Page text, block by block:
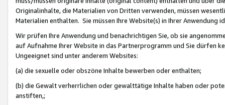
Originalinhalte, die Materialien von Dritten verwenden, müssen
Materialien enthalten. Sie müssen Ihre Website(s) in Ihrer Anwendung
Wir prüfen Ihre Anwendung und benachrichtigen Sie, ob sie
auf Aufnahme Ihrer Website in das Partnerprogramm und Sie dürfen
Ungeeignet sind unter anderem Websites:
(a) die sexuelle oder obszöne Inhalte bewerben oder enthalten;
(b) die Gewalt verherrlichen oder gewalttätige Inhalte haben oder
anstiften,;